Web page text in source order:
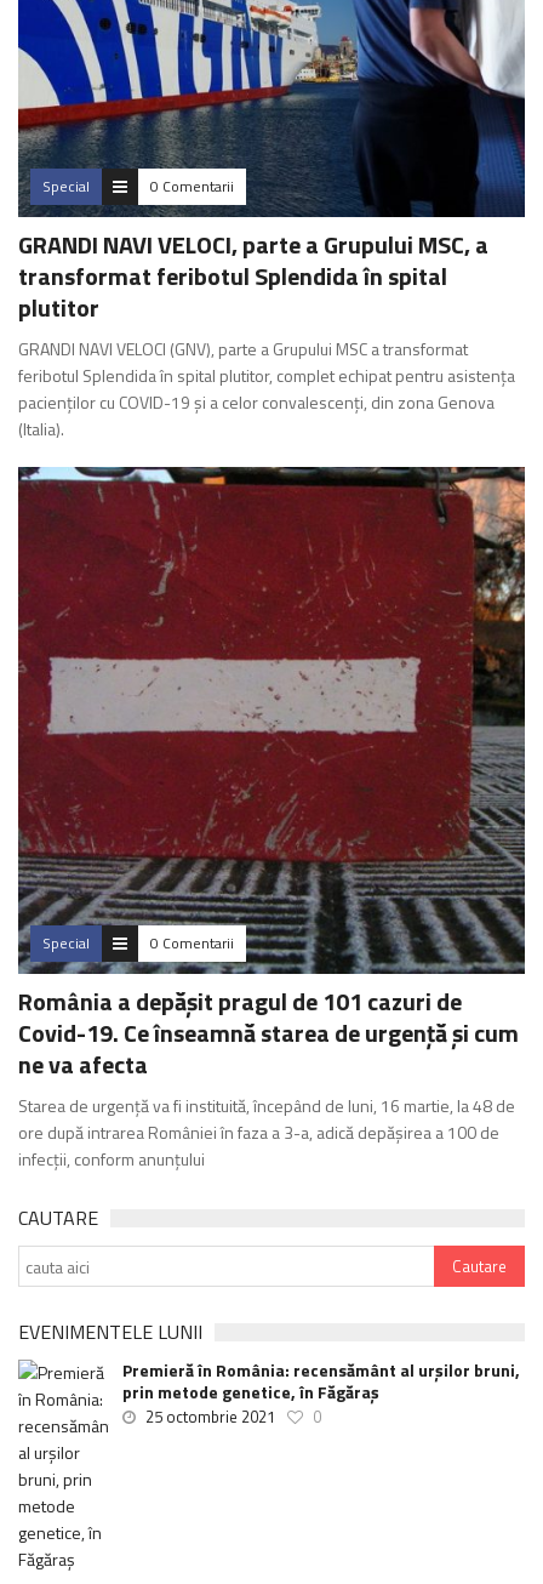
Special 0 Comentarii
GRANDI NAVI VELOCI, parte a Grupului MSC, a
transformat feribotul Splendida în spital
plutitor
GRANDI NAVI VELOCI (GNV), parte a Grupului MSC a transformat
feribotul Splendida în spital plutitor, complet echipat pentru asistența
pacienților cu COVID-19 și a celor convalescenți, din zona Genova
(Italia).
Special 0 Comentarii
România a depășit pragul de 101 cazuri de
Covid-19. Ce înseamnă starea de urgență și cum
ne va afecta
Starea de urgență va fi instituită, începând de luni, 16 martie, la 48 de
ore după intrarea României în faza a 3-a, adică depășirea a 100 de
infecții, conform anunțului
CAUTARE
EVENIMENTELE LUNII
Premieră în România: recensământ al urșilor bruni,
prin metode genetice, în Făgăraș
25 octombrie 2021 0